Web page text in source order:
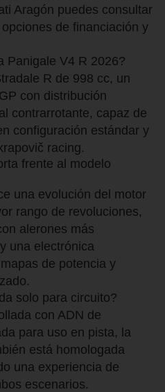
Aragón puedes consultar
de financiación y
Panigale V4 R 2026?
R de 998 cc, un
con distribución
contrarrotante, capaz de
configuración estándar y
racing.
frente al modelo
una evolución del motor
rango de revoluciones,
alerones más
una electrónica
de potencia y
solo para circuito?
con ADN de
para uso en pista, la
está homologada
una experiencia de
escenarios.